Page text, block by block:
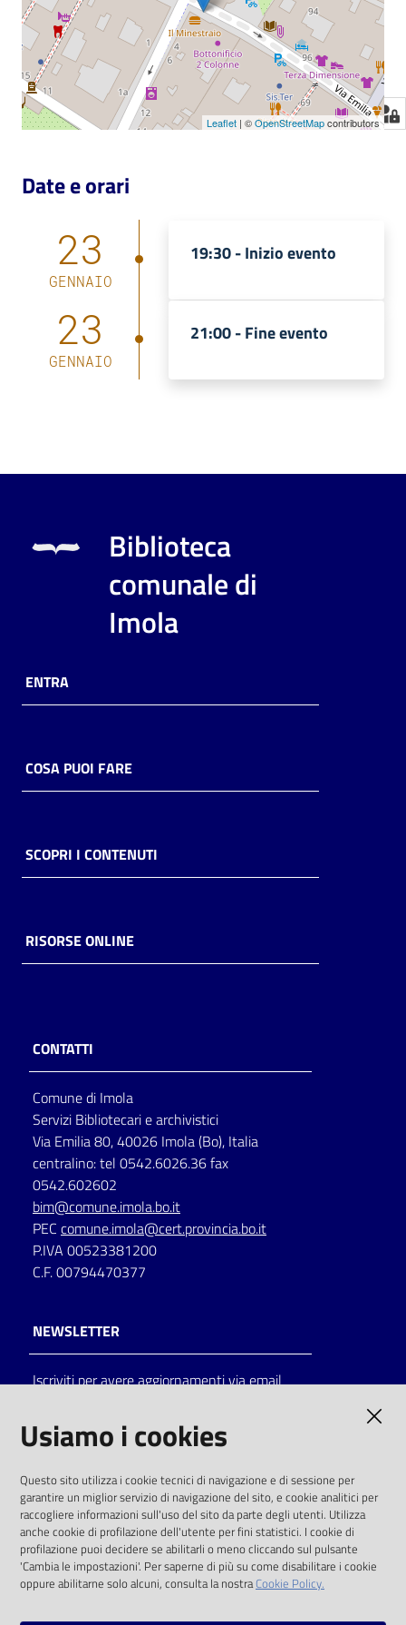
Leaflet | ©OpenStreetMapcontributors
Date e orari
23
GENNAIO
19:30 -Inizio evento
23
GENNAIO
21:00 -Fine evento
Biblioteca
comunale di
Imola
ENTRA
COSA PUOI FARE
SCOPRI I CONTENUTI
RISORSE ONLINE
CONTATTI
Comune di Imola
Servizi Bibliotecari e archivistici
Via Emilia 80, 40026 Imola (Bo), Italia
centralino: tel 0542.6026.36 fax
0542.602602
bim@comune.imola.bo.it
PEC comune.imola@cert.provincia.bo.it
P.IVA 00523381200
C.F. 00794470377
NEWSLETTER
Iscriviti per avere aggiornamenti via email
solo alle condizioni previste dalla direttiva
comunitaria 2003/98/CE e dal d.lgs. 36/2006
SOCIAL
Instagram
Usiamo i cookies
Questo sito utilizza i cookie tecnici di navigazione e di sessione per
garantire un miglior servizio di navigazione del sito, e cookie analitici per
raccogliere informazioni sull'uso del sito da parte degli utenti. Utilizza
anche cookie di profilazione dell'utente per fini statistici. I cookie di
profilazione puoi decidere se abilitarli o meno cliccando sul pulsante
'Cambia le impostazioni'. Per saperne di più su come disabilitare i cookie
oppure abilitarne solo alcuni, consulta la nostraCookie Policy.